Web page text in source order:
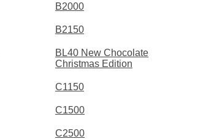
B2000
B2150
BL40 New Chocolate
Christmas Edition
C1150
C1500
C2500